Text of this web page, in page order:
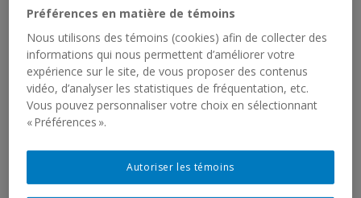
1999
CHERCHEUR(S) CHRS
Jean Trépanier
Ce projet avait pour but de mesurer le fonctionnement de
Préférences en matière de témoins
Nous utilisons des témoins (cookies) afin de collecter des
informations qui nous permettent d’améliorer votre
expérience sur le site, de vous proposer des contenus
vidéo, d’analyser les statistiques de fréquentation, etc.
Vous pouvez personnaliser votre choix en sélectionnant
« Préférences ».
Autoriser les témoins